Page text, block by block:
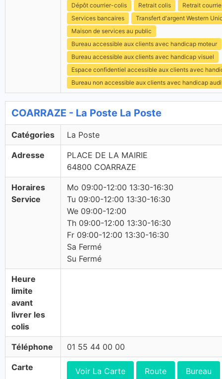
Dépôt courrier-colis
Retrait colis
Retrait
Services bancaires
Transfert d'argent Western
Maison de services au public
Bureau accessible aux clients avec handicap moteur
Bureau accessible aux clients avec handicap visuel
Espace confidentiel accessible aux clients avec
Bureau non accessible aux clients avec handicap
COARRAZE - La Poste La Poste
Catégories La Poste
Adresse
PLACE DE LA MAIRIE
64800 COARRAZE
Horaires
Service
Mo 09:00-12:00 13:30-16:30
Tu 09:00-12:00 13:30-16:30
We 09:00-12:00
Th 09:00-12:00 13:30-16:30
Fr 09:00-12:00 13:30-16:30
Sa Fermé
Su Fermé
Heure
limite
avant
livrer les
colis
Téléphone 01 55 44 00 00
Carte Voir La Carte Route Bureau